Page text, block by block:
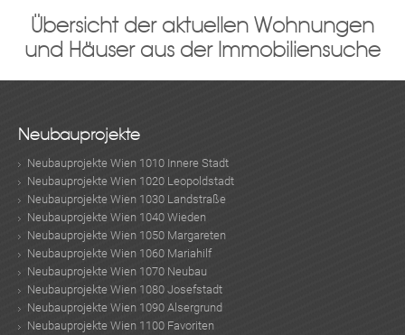
Übersicht der aktuellen Wohnungen
und Häuser aus der Immobiliensuche
Neubauprojekte
Neubauprojekte Wien 1010 Innere Stadt
Neubauprojekte Wien 1020 Leopoldstadt
Neubauprojekte Wien 1030 Landstraße
Neubauprojekte Wien 1040 Wieden
Neubauprojekte Wien 1050 Margareten
Neubauprojekte Wien 1060 Mariahilf
Neubauprojekte Wien 1070 Neubau
Neubauprojekte Wien 1080 Josefstadt
Neubauprojekte Wien 1090 Alsergrund
Neubauprojekte Wien 1100 Favoriten